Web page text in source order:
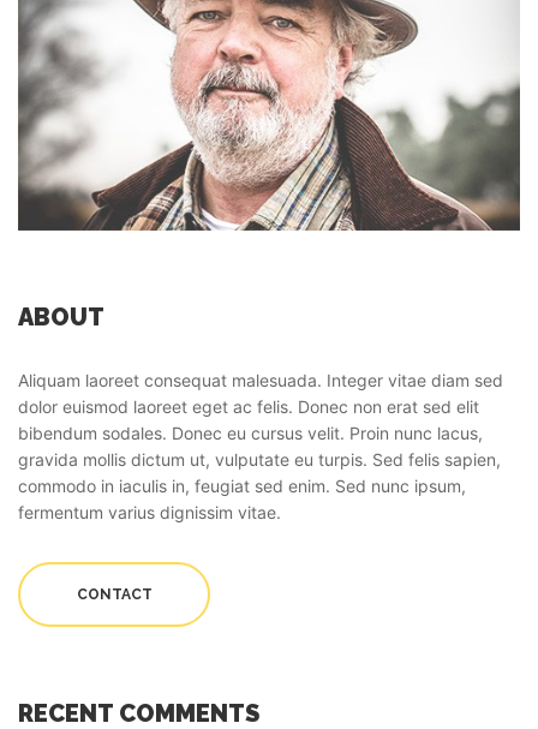
ABOUT
Aliquam laoreet consequat malesuada. Integer vitae diam sed
dolor euismod laoreet eget ac felis. Donec non erat sed elit
bibendum sodales. Donec eu cursus velit. Proin nunc lacus,
gravida mollis dictum ut, vulputate eu turpis. Sed felis sapien,
commodo in iaculis in, feugiat sed enim. Sed nunc ipsum,
fermentum varius dignissim vitae.
CONTACT
RECENT COMMENTS